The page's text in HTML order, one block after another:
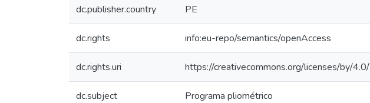
dc.publisher.country PE
dc.rights info:eu-repo/semantics/openAccess
dc.rights.uri https://creativecommons.org/licenses/by/4.0/
dc.subject Programa pliométrico